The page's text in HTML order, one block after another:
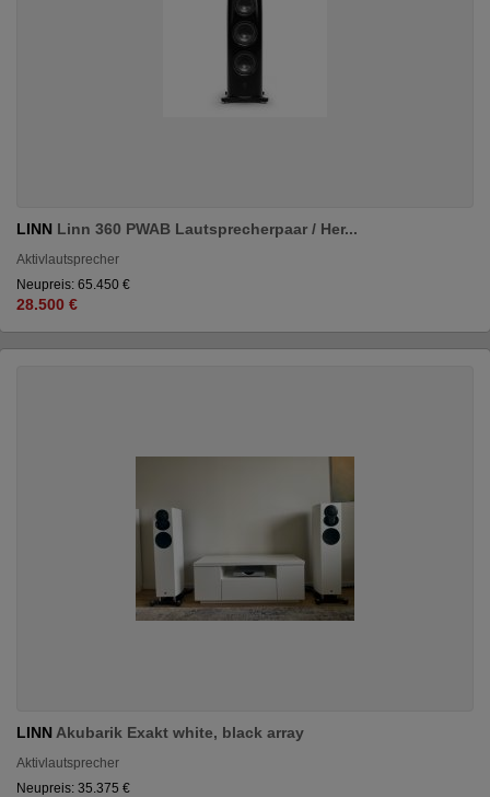
LINN Linn 360 PWAB Lautsprecherpaar / Her...
Aktivlautsprecher
Neupreis: 65.450 €
28.500 €
LINN Akubarik Exakt white, black array
Aktivlautsprecher
Neupreis: 35.375 €